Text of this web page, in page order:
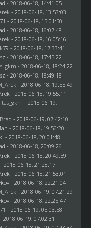
- 2018-06-18, 14:41:05
- 2018-06-18, 13:53:03
- 2018-06-18, 15:01:50
- 2018-06-18, 16:07:48
- 2018-06-18, 16:05:16
- 2018-06-18, 17:33:41
- 2018-06-18, 17:45:22
- 2018-06-18, 18:24:22
- 2018-06-18, 18:49:18
- 2018-06-18, 19:55:49
- 2018-06-18, 19:55:11
- 2018-06-19,
Brad - 2018-06-19, 07:42:10
- 2018-06-18, 19:56:20
- 2018-06-18, 20:01:48
- 2018-06-18, 20:09:26
- 2018-06-18, 20:49:59
2018-06-18, 21:28:17
- 2018-06-18, 21:53:01
- 2018-06-18, 22:21:04
- 2018-06-19, 07:21:29
- 2018-06-18, 22:25:47
- 2018-06-19, 05:03:58
- 2018-06-19, 07:02:31